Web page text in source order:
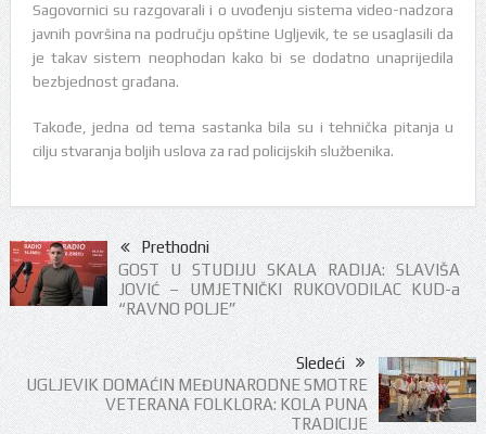
Sagovornici su razgovarali i o uvođenju sistema video-nadzora
javnih površina na području opštine Ugljevik, te se usaglasili da
je takav sistem neophodan kako bi se dodatno unaprijedila
bezbjednost građana.
Takođe, jedna od tema sastanka bila su i tehnička pitanja u
cilju stvaranja boljih uslova za rad policijskih službenika.
Prethodni
GOST U STUDIJU SKALA RADIJA: SLAVIŠA
JOVIĆ – UMJETNIČKI RUKOVODILAC KUD-a
“RAVNO POLJE”
Sledeći
UGLJEVIK DOMAĆIN MEĐUNARODNE SMOTRE
VETERANA FOLKLORA: KOLA PUNA
TRADICIJE